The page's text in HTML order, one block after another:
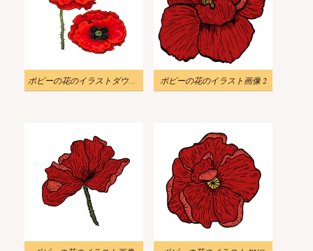
ポピーの花のイラストダウンロード ポピーの花のイラスト画像 2